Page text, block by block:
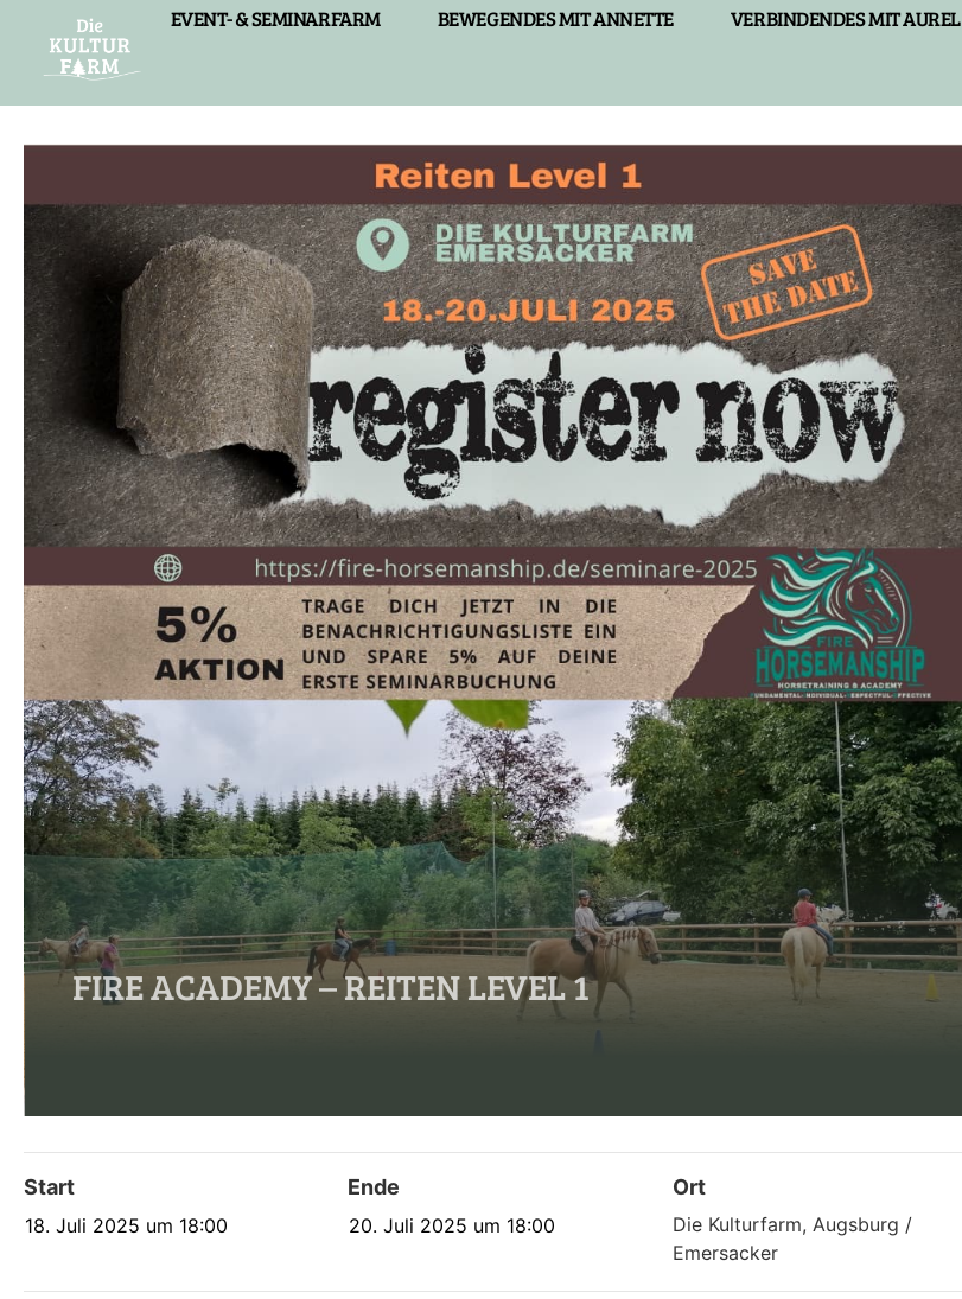
EVENT- & SEMINARFARM BEWEGENDES MIT ANNETTE VERBINDENDES MIT AUREL
FIRE ACADEMY – REITEN LEVEL 1
Start
18. Juli 2025 um 18:00
Ende
20. Juli 2025 um 18:00
Ort
Die Kulturfarm, Augsburg /
Emersacker